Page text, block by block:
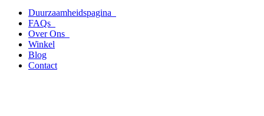
Duurzaamheidspagina
FAQs
Over Ons
Winkel
Blog
Contact